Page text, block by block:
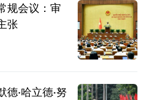
规会议：审
张
·哈立德·努